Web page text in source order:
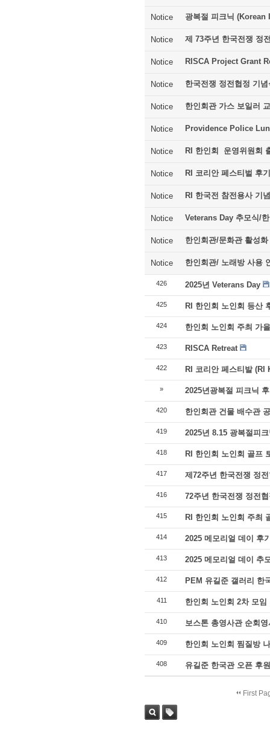
Notice 광복절 피크닉
Notice 제 73주년 한국전쟁 정
Notice RISCA Project Grant
Notice 한국전쟁 정전협정 기념
Notice 한인회관 가스 보일러
Notice Providence Police
Notice RI 한인회 운영위원회
Notice RI 코리안 페스티벌 후기
Notice RI 한국전 참전용사 기
Notice Veterans Day 추모식/
Notice 한인회관/문화관 활성화
Notice 한인회관/ 노래방 사용
426 2025년 Veterans Day
425 RI 한인회 노인회 등산
424 한인회 노인회 주최 가
423 RISCA Retreat
422 RI 코리안 페스티발
» 2025년광복절 피크닉
420 한인회관 건물 배수관
419 2025년 8.15 광복절피크
418 RI 한인회 노인회 골프
417 제72주년 한국전쟁 정
416 72주년 한국전쟁 정전
415 RI 한인회 노인회 주최
414 2025 메모리얼 데이 후
413 2025 메모리얼 데이 추
412 PEM 유길준 갤러리 한
411 한인회 노인회 2차 모임
410 보스톤 총영사관 순회
409 한인회 노인회 찜질방
408 유길준 한국관 오픈 후
First